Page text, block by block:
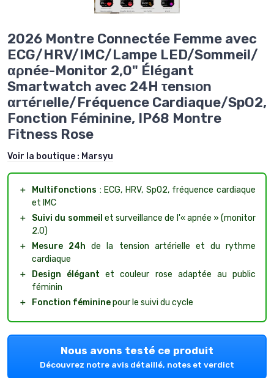
2026 Montre Connectée Femme avec
ECG/HRV/IMC/Lampe LED/Sommeil/
αρnée-Monitor 2,0" Élégant
Smartwatch avec 24H τensιοn
αrτérιelle/Fréquence Cardiaque/SpO2,
Fonction Féminine, IP68 Montre
Fitness Rose
Voir la boutique : Marsyu
＋ Multifonctions : ECG, HRV, SpO2, fréquence cardiaque
et IMC
＋
Suivi du sommeil et surveillance de l'« apnée » (monitor
2.0)
＋
Mesure 24h de la tension artérielle et du rythme
cardiaque
＋
Design élégant et couleur rose adaptée au public
féminin
＋
Fonction fémininepour le suivi du cycle
Nous avons testé ce produit
Découvrez notre avis détaillé, notes et verdict